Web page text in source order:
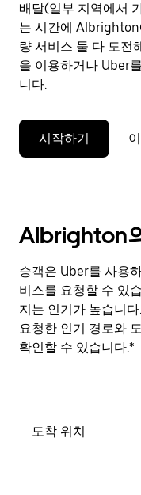
려
면
Esc
키
를
누
세
배달(일부 지역에서
는 시간에 Albrighton
량 서비스 둘 다 도전
을 이용하거나 Uber
니다.
시작하기
Albrighton
승객은 Uber를 사용
비스를 요청할 수 있
지는 인기가 높습니
요청한 인기 경로와
확인할 수 있습니다.*
도착 위치